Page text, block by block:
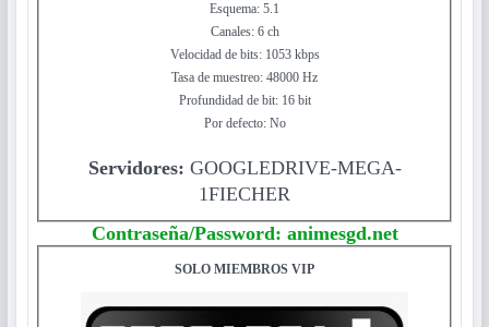
Esquema: 5.1
Canales: 6 ch
Velocidad de bits: 1053 kbps
Tasa de muestreo: 48000 Hz
Profundidad de bit: 16 bit
Por defecto: No
Servidores: GOOGLEDRIVE-MEGA-
1FIECHER
Contraseña/Password: animesgd.net
SOLO MIEMBROS VIP